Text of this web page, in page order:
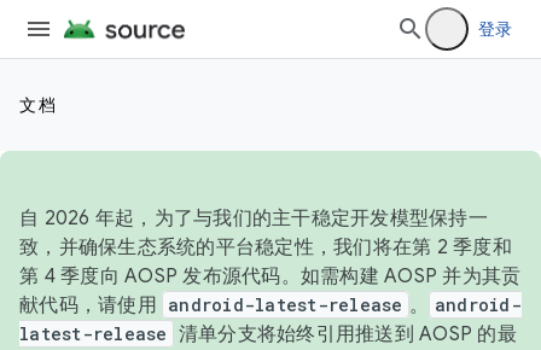
登录
文档
自 2026 年起，为了与我们的主干稳定开发模型保持一
致，并确保生态系统的平台稳定性，我们将在第 2 季度和
第 4 季度向 AOSP 发布源代码。如需构建 AOSP 并为其贡
献代码，请使用 android-latest-release 。
android-
latest-release 清单分支将始终引用推送到 AOSP 的最